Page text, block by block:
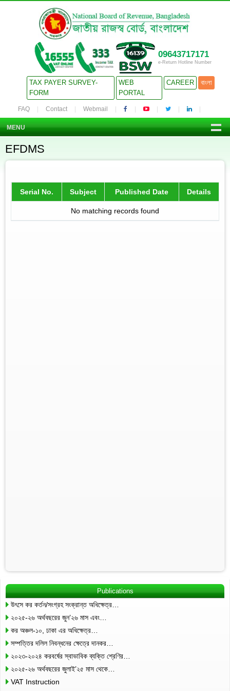
09643717171
e-Return Hotline Number
TAX PAYER SURVEY-
FORM
WEB
PORTAL
CAREER বাংলা
FAQ Contact Webmail
MENU
EFDMS
Serial No. Subject Published Date Details
No matching records found
Publications
উৎসে কর কর্তন/সংগ্রহ সংক্রান্ত অধিক্ষেত্র…
২০২৫-২৬ অর্থবছরের জুন’২৬ মাস এবং…
কর অঞ্চল-১০, ঢাকা এর অধিক্ষেত্র…
সম্পত্তির দলিল নিবন্ধনের ক্ষেত্রে দানকর…
২০২৩-২০২৪ করবর্ষের স্বাভাবিক ব্যক্তি শ্রেণির…
২০২৫-২৬ অর্থবছরের জুলাই’২৫ মাস থেকে…
VAT Instruction